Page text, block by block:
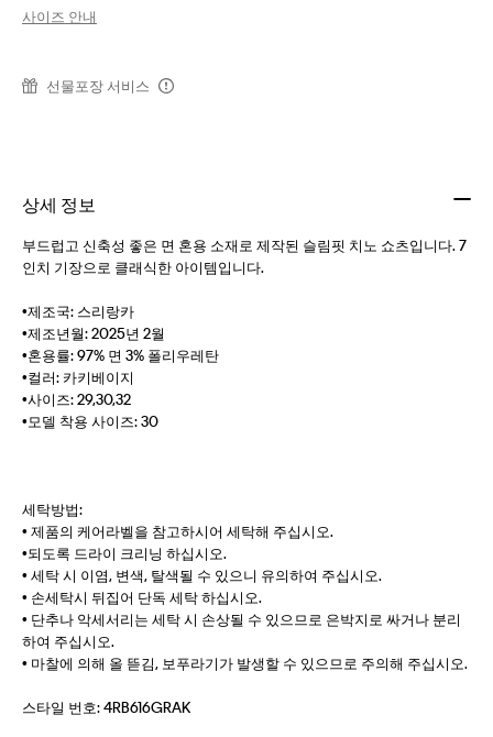
사이즈 안내
선물포장 서비스
상세 정보
부드럽고 신축성 좋은 면 혼용 소재로 제작된 슬림핏 치노 쇼츠입니다. 7
인치 기장으로 클래식한 아이템입니다.
•제조국: 스리랑카
•제조년월: 2025년 2월
•혼용률: 97% 면 3% 폴리우레탄
•컬러: 카키베이지
•사이즈: 29,30,32
•모델 착용 사이즈: 30
세탁방법:
• 제품의 케어라벨을 참고하시어 세탁해 주십시오.
•되도록 드라이 크리닝 하십시오.
• 세탁 시 이염, 변색, 탈색될 수 있으니 유의하여 주십시오.
• 손세탁시 뒤집어 단독 세탁 하십시오.
• 단추나 악세서리는 세탁 시 손상될 수 있으므로 은박지로 싸거나 분리
하여 주십시오.
• 마찰에 의해 올 뜯김, 보푸라기가 발생할 수 있으므로 주의해 주십시오.
스타일 번호:4RB616GRAK